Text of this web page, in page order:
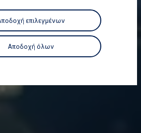
επιλεγμένων
Αποδοχή όλων
Volkswagen
Επιδότησης
75 Χρόνια Κληρονομιάς